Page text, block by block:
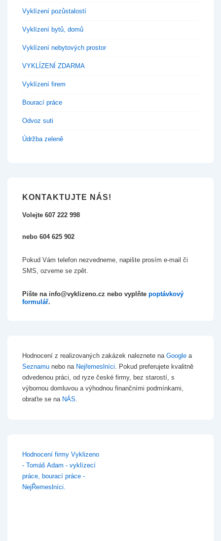
Vyklízení pozůstalostí
Vyklízení bytů, domů
Vyklízení nebytových prostor
VYKLÍZENÍ ZDARMA
Vyklízení firem
Bourací práce
Odvoz suti
Údržba zeleně
KONTAKTUJTE NÁS!
Volejte 607 222 998
nebo 604 625 902
Pokud Vám telefon nezvedneme, napište prosím e-mail či
SMS, ozveme se zpět.
Pište na info@vyklizeno.cz nebo vyplňte poptávkový
formulář.
Hodnocení z realizovaných zakázek naleznete na Google a
Seznamu nebo na Nejřemeslníci. Pokud preferujete kvalitně
odvedenou práci, od ryze české firmy, bez starostí, s
výbornou domluvou a výhodnou finančními podmínkami,
obraťte se na NÁS.
Hodnocení firmy Vyklizeno
- Tomáš Adam - vyklízecí
práce, bourací práce -
NejŘemeslníci.